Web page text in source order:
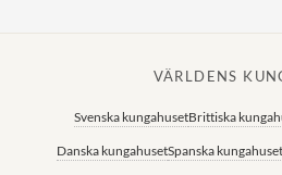
VÄRLDENS
Svenska kungahusetBrittiska
Danska kungahusetSpanska kungahuset